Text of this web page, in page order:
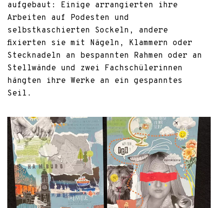
aufgebaut: Einige arrangierten ihre
Arbeiten auf Podesten und
selbstkaschierten Sockeln, andere
fixierten sie mit Nägeln, Klammern oder
Stecknadeln an bespannten Rahmen oder an
Stellwände und zwei Fachschülerinnen
hängten ihre Werke an ein gespanntes
Seil.